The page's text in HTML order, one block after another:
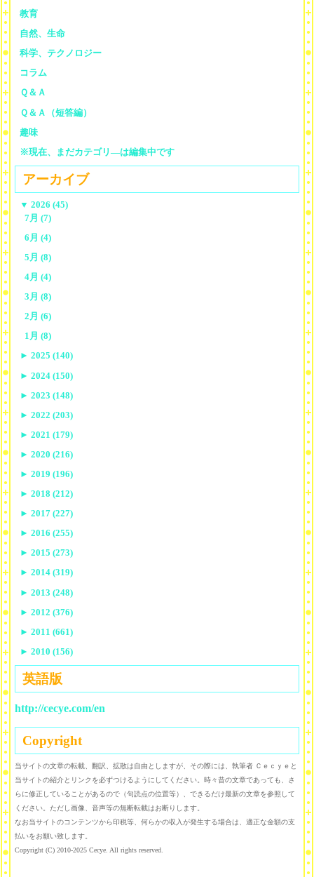
教育
自然、生命
科学、テクノロジー
コラム
Ｑ＆Ａ
Ｑ＆Ａ（短答編）
趣味
※現在、まだカテゴリ—は編集中です
アーカイブ
▼ 2026 (45)
7月 (7)
6月 (4)
5月 (8)
4月 (4)
3月 (8)
2月 (6)
1月 (8)
► 2025 (140)
► 2024 (150)
► 2023 (148)
► 2022 (203)
► 2021 (179)
► 2020 (216)
► 2019 (196)
► 2018 (212)
► 2017 (227)
► 2016 (255)
► 2015 (273)
► 2014 (319)
► 2013 (248)
► 2012 (376)
► 2011 (661)
► 2010 (156)
英語版
http://cecye.com/en
Copyright
当サイトの文章の転載、翻訳、拡散は自由としますが、その際には、執筆者 Ｃｅｃｙｅと
当サイトの紹介とリンクを必ずつけるようにしてください。時々昔の文章であっても、さ
らに修正していることがあるので（句読点の位置等）、できるだけ最新の文章を参照して
ください。ただし画像、音声等の無断転載はお断りします。
なお当サイトのコンテンツから印税等、何らかの収入が発生する場合は、適正な金額の支
払いをお願い致します。
Copyright (C) 2010-2025 Cecye. All rights reserved.